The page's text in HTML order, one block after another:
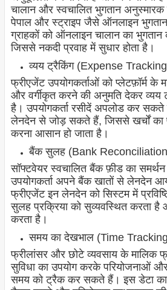
चालान और स्वचालित भुगतान अनुस्मारक
पेपाल और स्ट्राइप जैसे ऑनलाइन
ग्राहकों को ऑनलाइन चालान का
जिससे नकदी प्रवाह में सुधार होता है।
व्यय ट्रैकिंग (Expense
फ्रीएजेंट उपयोगकर्ताओं को प्लेटफ़ॉर्म के
और वर्गीकृत करने की अनुमति देकर व्यय
है। उपयोगकर्ता रसीदें अपलोड कर सकते
लेनदेन से जोड़ सकते हैं, जिससे खर्चों का
करना आसान हो जाता है।
बैंक सुलह (Bank
सॉफ्टवेयर स्वचालित बैंक फ़ीड का
उपयोगकर्ता अपने बैंक खातों से लेनदेन
फ्रीएजेंट इन लेनदेन को सिस्टम में
सुलह प्रक्रिया को सुव्यवस्थित करता है
करता है।
समय का देखभाल (Time
फ्रीलांसर और छोटे व्यवसाय के मालिक
सुविधा का उपयोग करके परियोजनाओं और
समय को ट्रैक कर सकते हैं। इस डेटा का